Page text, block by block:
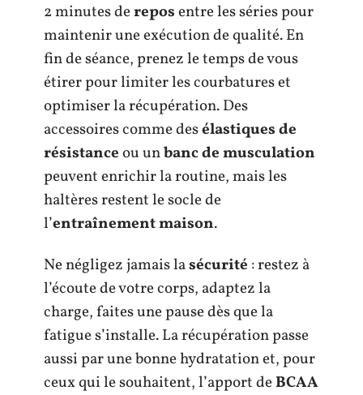
2 minutes dereposentre les séries pour
maintenir une exécution de qualité. En
fin de séance, prenez le temps de vous
étirer pour limiter les courbatures et
optimiser la récupération. Des
accessoires comme desélastiques de
résistanceou unbanc de musculation
peuvent enrichir la routine, mais les
haltères restent le socle de
l’entraînement maison.
Ne négligez jamais lasécurité : restez à
l’écoute de votre corps, adaptez la
charge, faites une pause dès que la
fatigue s’installe. La récupération passe
aussi par une bonne hydratation et, pour
ceux qui le souhaitent, l’apport deBCAA